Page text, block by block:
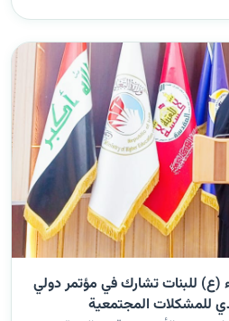
(ع) للبنات تشارك في مؤتمر دولي
للمشكلات المجتمعية